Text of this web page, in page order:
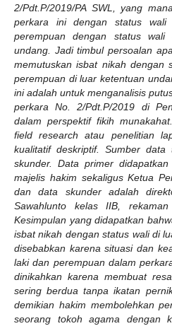
2/Pdt.P/2019/PA SWL,
yang
perkara ini dengan status wali
perempuan dengan status
undang. Jadi timbul persoalan
memutuskan isbat nikah dengan
perempuan di luar ketentuan
ini adalah untuk menganalisis
perkara No. 2/Pdt.P/2019 di
dalam perspektif fikih munakahat.
field research atau penelitian
kualitatif deskriptif. Sumber
skunder. Data primer
majelis hakim sekaligus Ketua
dan data skunder adalah
Sawahlunto kelas IIB,
Kesimpulan yang didapatkan
isbat nikah dengan status wali di
disebabkan karena situasi dan
laki dan perempuan dalam
dinikahkan karena membuat
sering berdua tanpa ikatan
demikian hakim membolehkan
seorang tokoh agama dengan